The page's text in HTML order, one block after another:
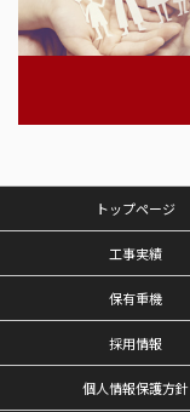
トップページ
工事実績
保有重機
採用情報
個人情報保護方針